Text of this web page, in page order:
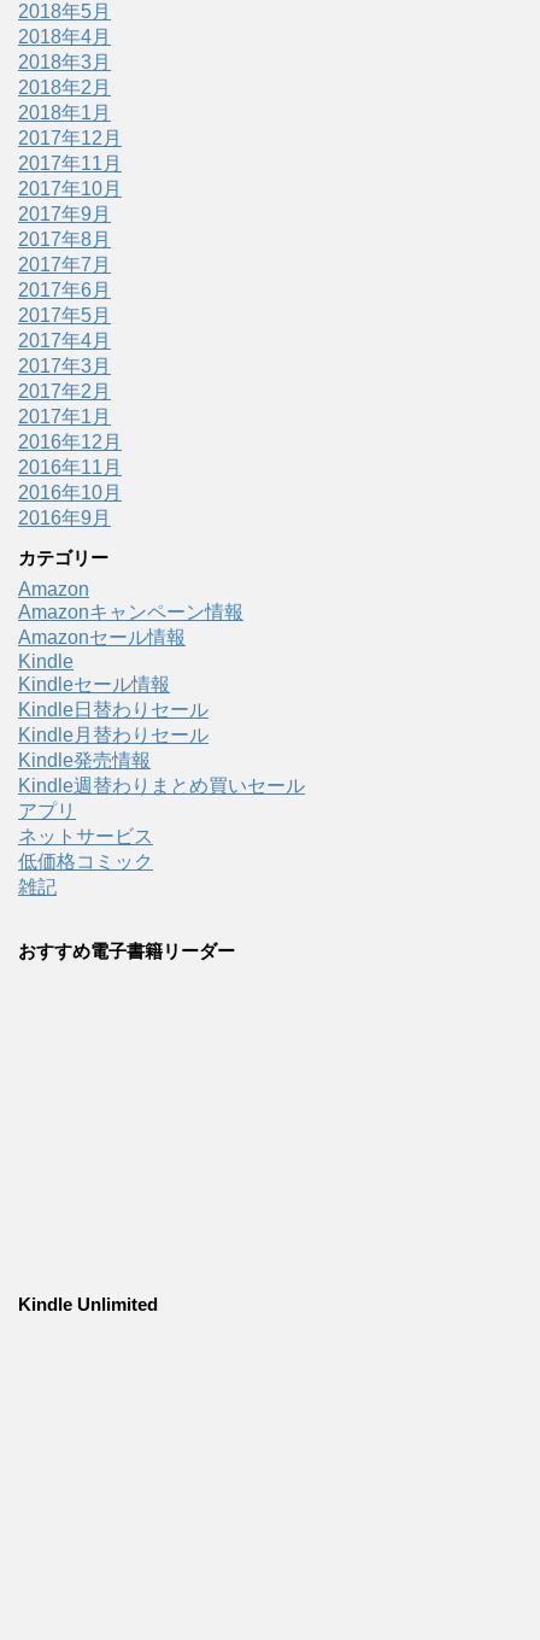
2018年5月
2018年4月
2018年3月
2018年2月
2018年1月
2017年12月
2017年11月
2017年10月
2017年9月
2017年8月
2017年7月
2017年6月
2017年5月
2017年4月
2017年3月
2017年2月
2017年1月
2016年12月
2016年11月
2016年10月
2016年9月
カテゴリー
Amazon
Amazonキャンペーン情報
Amazonセール情報
Kindle
Kindleセール情報
Kindle日替わりセール
Kindle月替わりセール
Kindle発売情報
Kindle週替わりまとめ買いセール
アプリ
ネットサービス
低価格コミック
雑記
おすすめ電子書籍リーダー
Kindle Unlimited